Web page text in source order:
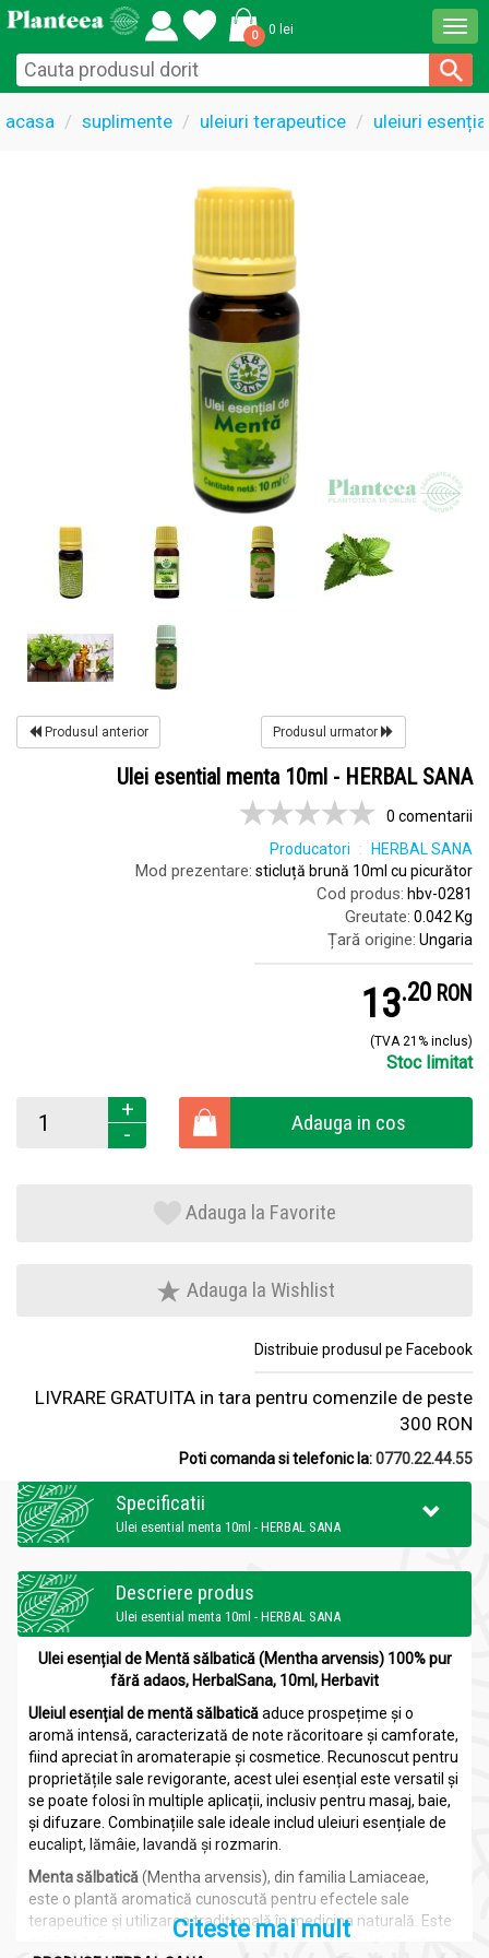
0 0 lei
acasa suplimente uleiuri terapeutice uleiuri
Produsul anterior Produsul urmator
Ulei esential menta 10ml - HERBAL SANA
0 comentarii
Producatori
HERBAL SANA
Mod prezentare: sticluță brună 10ml cu picurător
Cod produs: hbv-0281
Greutate: 0.042 Kg
Țară origine: Ungaria
13.2 RON
(TVA 21% inclus)
Stoc limitat
+
-
Adauga in cos
Adauga la Favorite
Adauga la Wishlist
Distribuie produsul pe Facebook
LIVRARE GRATUITA in tara pentru comenzile de peste
300 RON
Poti comanda si telefonic la:0770.22.44.55
Specificatii
Ulei esential menta 10ml - HERBAL SANA
Descriere produs
Ulei esential menta 10ml - HERBAL SANA
Ulei esențial de Mentăsălbatică (Mentha arvensis) 100% pur
fără adaos, HerbalSana, 10ml, Herbavit
Uleiul esențial de mentă sălbaticăaduce prospețime și o
aromă intensă, caracterizată de note răcoritoare și camforate,
fiind apreciat în aromaterapie și cosmetice. Recunoscut pentru
proprietățile sale revigorante, acest ulei esențial este versatil și
se poate folosi în multiple aplicații, inclusiv pentru masaj, baie,
și difuzare. Combinațiile sale ideale includ uleiuri esențiale de
eucalipt, lămâie, lavandă și rozmarin.
Menta sălbatică(Mentha arvensis), din familia Lamiaceae,
este o plantă aromatică cunoscută pentru efectele sale
terapeutice și utilizarea tradițională în medicina naturală. Este
originară din regiunile temperate ale Europei și Asiei, și este
Citeste mai mult